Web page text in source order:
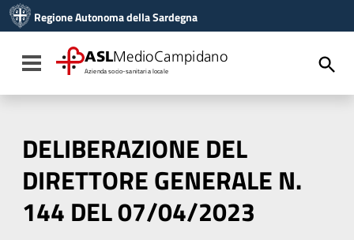
Vai al menu di navigazione
Vai al footer
Regione Autonoma della Sardegna
Toggle navigation
ASLMedioCampidano
Azienda socio-sanitaria locale
DELIBERAZIONE DEL
DIRETTORE GENERALE N.
144 DEL 07/04/2023